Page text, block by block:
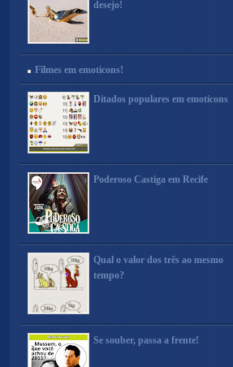
desejo!
Filmes em emoticons!
Ditados populares em emoticons
Poderoso Castiga em Recife
Qual o valor dos três ao mesmo
tempo?
Se souber, passa a frente!